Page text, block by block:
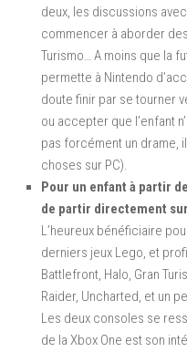
deux, les discussions
commencer à aborder
Turismo… A moins que la
permette à Nintendo
doute finir par se tourner
ou accepter que l’enfant
pas forcément un drame,
choses sur PC).
Pour un enfant à partir
de partir directement
L’heureux bénéficiaire
derniers jeux Lego, et
Battlefront, Halo, Gran
Raider, Uncharted, et un
Les deux consoles se
de la Xbox One est son